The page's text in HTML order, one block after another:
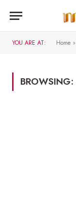
YOU ARE AT: Home »
BROWSING: